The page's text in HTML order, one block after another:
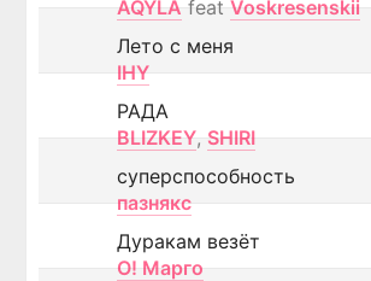
AQYLA feat Voskresenskii
Лето с меня
IHY
РАДА
BLIZKEY, SHIRI
суперспособность
пазнякс
Дуракам везёт
О! Марго